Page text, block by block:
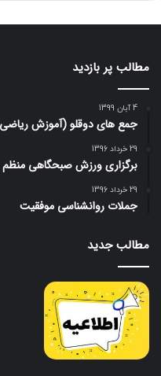
مطالب پر بازدید
4 آبان 1399
جمع های دوقلو (آموزش ریاضی
29 خرداد 1396
برگزاری ورزش صبحگاهی
29 خرداد 1396
جملات روانشناسی موفقیت
مطالب جدید